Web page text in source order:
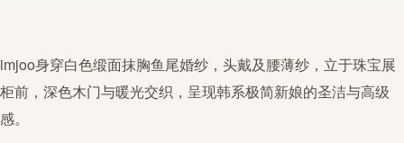
imjoo身穿白色缎面抹胸鱼尾婚纱，头戴及腰薄纱，立于珠宝展
柜前，深色木门与暖光交织，呈现韩系极简新娘的圣洁与高级
感。